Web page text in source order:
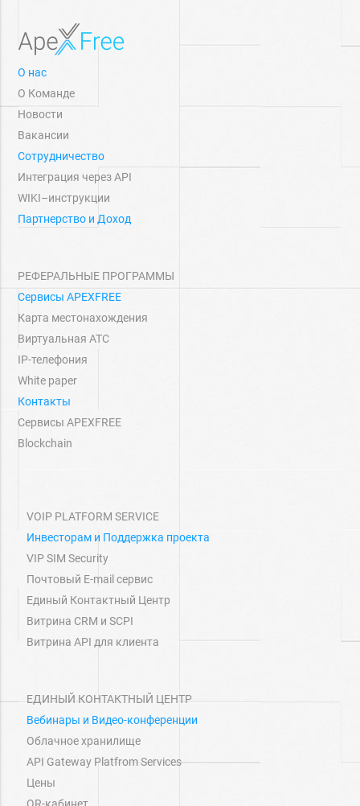
О нас
О Команде
Новости
Вакансии
Сотрудничество
Интеграция через API
WIKI–инструкции
Партнерство и Доход
РЕФЕРАЛЬНЫЕ ПРОГРАММЫ
Сервисы APEXFREE
Карта местонахождения
Виртуальная АТС
IP-телефония
White paper
Контакты
Сервисы APEXFREE
Blockchain
VOIP PLATFORM SERVICE
Инвесторам и Поддержка проекта
VIP SIM Security
Почтовый E-mail сервис
Единый Контактный Центр
Витрина СRM и SCPI
Витрина API для клиента
ЕДИНЫЙ КОНТАКТНЫЙ ЦЕНТР
Вебинары и Видео-конференции
Облачное хранилище
API Gateway Platfrom Services
Цены